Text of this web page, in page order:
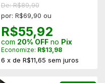
De: R$89,90
por: R$69,90 ou
R$55,92
com 20% OFFno Pix
Economize: R$13,98
6 x de R$11,65 sem juros